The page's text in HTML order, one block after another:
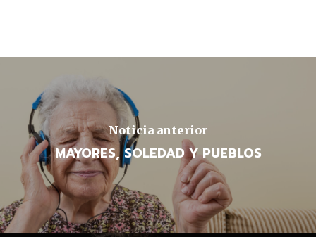
Noticia anterior
MAYORES, SOLEDAD Y PUEBLOS